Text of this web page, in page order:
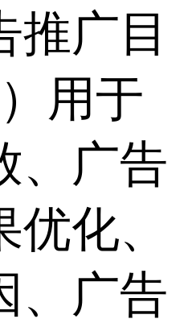
推广目
用于
、广告
化、
、广告